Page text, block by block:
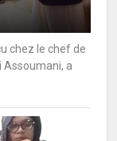
chez le chef de
Assoumani, a